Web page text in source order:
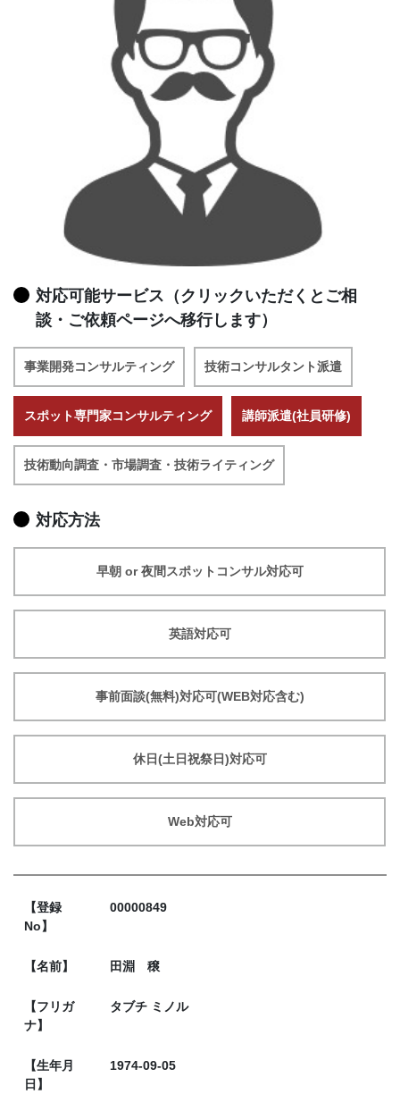
対応可能サービス（クリックいただくとご相
談・ご依頼ページへ移行します）
事業開発コンサルティング 技術コンサルタント派遣
スポット専門家コンサルティング 講師派遣(社員研修)
技術動向調査・市場調査・技術ライティング
対応方法
早朝 or 夜間スポットコンサル対応可
英語対応可
事前面談(無料)対応可(WEB対応含む)
休日(土日祝祭日)対応可
Web対応可
【登録
No】
00000849
【名前】 田淵 穣
【フリガ
ナ】
タブチ ミノル
【生年月
日】
1974-09-05